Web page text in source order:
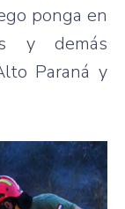
ponga en
y demás
Paraná y